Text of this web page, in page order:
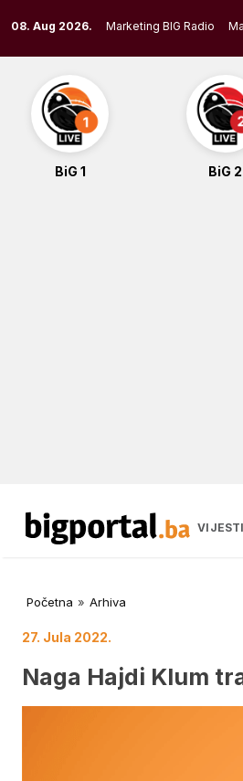
to
content
08. Aug 2026. Marketing BIG Radio
BiG 1 BiG 2
VIJESTI
Početna » Arhiva
27. Jula 2022.
Naga Hajdi Klum